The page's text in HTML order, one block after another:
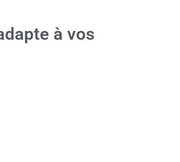
à vos